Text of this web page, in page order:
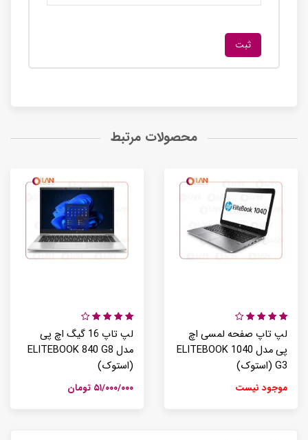
محصولات مرتبط
لپ تاپ 16 گیگ اچ پی
مدل ELITEBOOK 840 G8
(استوک)
۵۱/۰۰۰/۰۰۰ تومان
لپ تاپ صفحه لمسی اچ
پی مدل ELITEBOOK 1040
G3 (استوک)
موجود نیست